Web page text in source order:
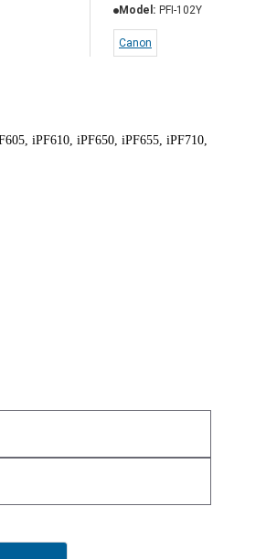
Model: PFI-102Y
Canon
iPF610, iPF650, iPF655, iPF710,